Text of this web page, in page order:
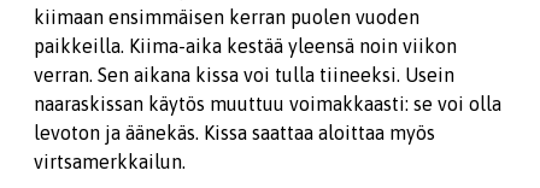
kiimaan ensimmäisen kerran puolen vuoden
paikkeilla. Kiima-aika kestää yleensä noin viikon
verran. Sen aikana kissa voi tulla tiineeksi. Usein
naaraskissan käytös muuttuu voimakkaasti: se voi olla
levoton ja äänekäs. Kissa saattaa aloittaa myös
virtsamerkkailun.